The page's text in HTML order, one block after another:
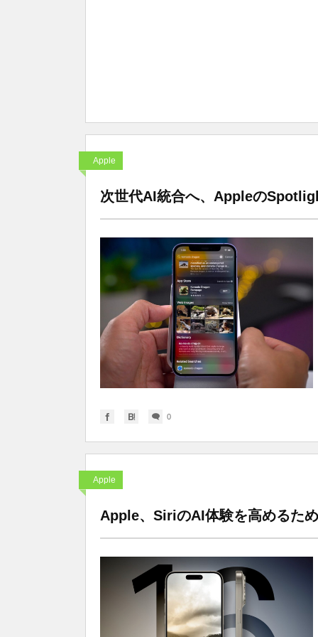
Apple
次世代AI統合へ、Appleの
0
Apple
Apple、SiriのAI体験を高めるた